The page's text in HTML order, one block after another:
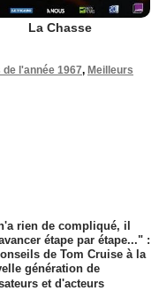
La Chasse
l'année 1967, Meilleurs
rien de compliqué, il
étape par étape..." :
de Tom Cruise à la
génération de
et d'acteurs